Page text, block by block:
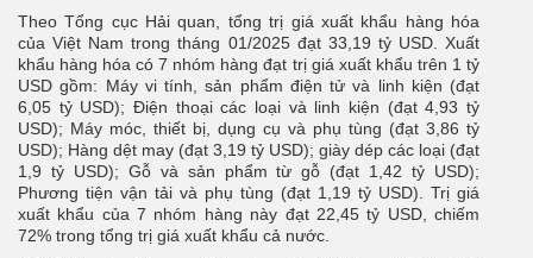
Theo Tổng cục Hải quan, tổng trị giá xuất khẩu hàng hóa
của Việt Nam trong tháng 01/2025 đạt 33,19 tỷ USD. Xuất
khẩu hàng hóa có 7 nhóm hàng đạt trị giá xuất khẩu trên 1 tỷ
USD gồm: Máy vi tính, sản phẩm điện tử và linh kiện (đạt
6,05 tỷ USD); Điện thoại các loại và linh kiện (đạt 4,93 tỷ
USD); Máy móc, thiết bị, dụng cụ và phụ tùng (đạt 3,86 tỷ
USD); Hàng dệt may (đạt 3,19 tỷ USD); giày dép các loại (đạt
1,9 tỷ USD); Gỗ và sản phẩm từ gỗ (đạt 1,42 tỷ USD);
Phương tiện vận tải và phụ tùng (đạt 1,19 tỷ USD). Trị giá
xuất khẩu của 7 nhóm hàng này đạt 22,45 tỷ USD, chiếm
72% trong tổng trị giá xuất khẩu cả nước.